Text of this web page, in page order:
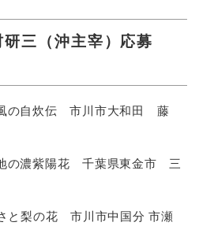
三（沖主宰）応募
の自炊伝 市川市大和田 藤
の濃紫陽花 千葉県東金市 三
と梨の花 市川市中国分 市瀬